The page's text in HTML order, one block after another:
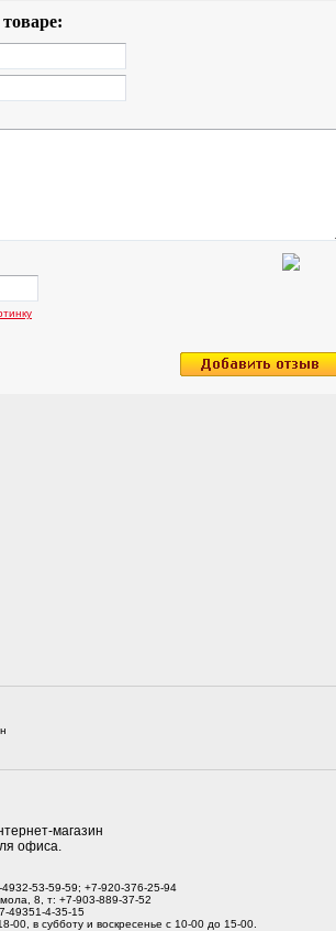
магазин
офиса.
53-59-59; +7-920-376-25-94
8, т: +7-903-889-37-52
49351-4-35-15
00, в субботу и воскресенье с 10-00 до 15-00.